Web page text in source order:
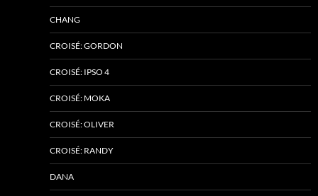
CHANG
CROISÉ: GORDON
CROISÉ: IPSO 4
CROISÉ: MOKA
CROISÉ: OLIVER
CROISÉ: RANDY
DANA